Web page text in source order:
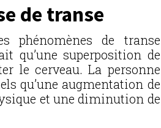
de transe
phénomènes de transe
qu’une superposition de
le cerveau. La personne
qu’une augmentation de
et une diminution de